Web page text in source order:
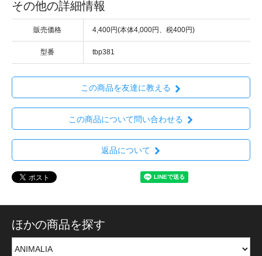
その他の詳細情報
販売価格 4,400円(本体4,000円、税400円)
型番 tbp381
この商品を友達に教える
この商品について問い合わせる
返品について
ほかの商品を探す